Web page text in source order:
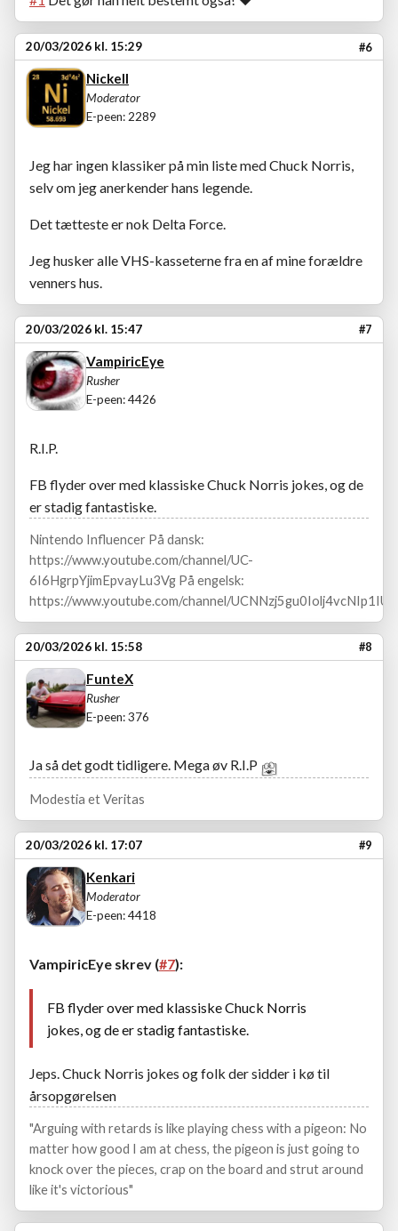
20/03/2026 kl. 15:29 #6
Nickell
Moderator
E-peen: 2289
Jeg har ingen klassiker på min liste med Chuck Norris,
selv om jeg anerkender hans legende.
Det tætteste er nok Delta Force.
Jeg husker alle VHS-kasseterne fra en af mine forældre
venners hus.
20/03/2026 kl. 15:47 #7
VampiricEye
Rusher
E-peen: 4426
R.I.P.
FB flyder over med klassiske Chuck Norris jokes, og de
er stadig fantastiske.
Nintendo Influencer På dansk:
https://www.youtube.com/channel/UC-
6I6HgrpYjimEpvayLu3Vg På engelsk:
https://www.youtube.com/channel/UCNNzj5gu0Iolj4vcNIp1IUA
20/03/2026 kl. 15:58 #8
FunteX
Rusher
E-peen: 376
Ja så det godt tidligere. Mega øv R.I.P
Modestia et Veritas
20/03/2026 kl. 17:07 #9
Kenkari
Moderator
E-peen: 4418
VampiricEye skrev (#7):
FB flyder over med klassiske Chuck Norris
jokes, og de er stadig fantastiske.
Jeps. Chuck Norris jokes og folk der sidder i kø til
årsopgørelsen
"Arguing with retards is like playing chess with a pigeon: No
matter how good I am at chess, the pigeon is just going to
knock over the pieces, crap on the board and strut around
like it's victorious"